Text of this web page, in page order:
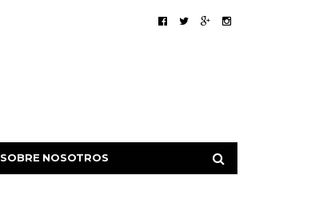
SOBRE NOSOTROS